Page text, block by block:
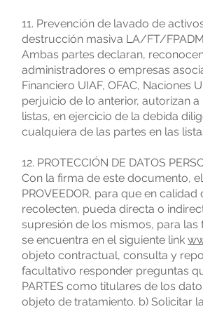
11. Prevención de lavado de
destrucción masiva LA/FT/
Ambas partes declaran,
administradores o empresas
Financiero UIAF, OFAC, Naciones
perjuicio de lo anterior, autorizan
listas, en ejercicio de la debida
cualquiera de las partes en las
12. PROTECCIÓN DE DATOS
Con la firma de este documento,
PROVEEDOR, para que en
recolecten, pueda directa o
supresión de los mismos, para
se encuentra en el siguiente link
objeto contractual, consulta y
facultativo responder preguntas
PARTES como titulares de los
objeto de tratamiento. b) Solicitar